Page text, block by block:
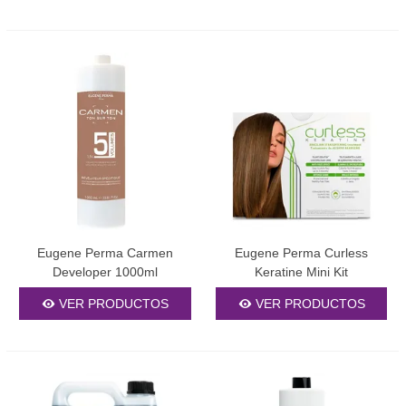
Técnicas de Aplicación
Profesional
La técnica de aplicación influye considerablemente en el
resultado final. Para colores uniformes, divide el cabello en cuatro
secciones y aplica sistemáticamente desde la parte posterior
hacia adelante. Mantén secciones de aproximadamente 0.5 cm
de grosor para asegurar una saturación completa.
Cuando apliques color por primera vez en cabello virgen,
comienza por medios y puntas, dejando las raíces para los
últimos 15-20 minutos. Las raíces procesan más rápido debido al
calor de la cabeza. Esta técnica evita que las raíces queden más
claras que el resto del cabello.
deseado. Las mechas con papel permiten mayor control y
precisión, mientras que el gorro crea efectos más naturales y
Eugene Perma Carmen
Developer 1000ml
VER PRODUCTOS
Eugene Perma Curless
Keratine Mini Kit
VER PRODUCTOS